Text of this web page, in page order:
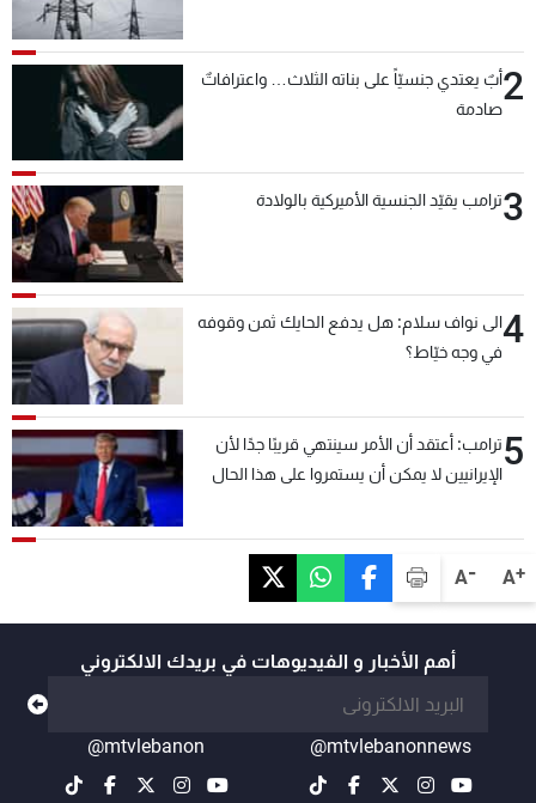
A+
A-
2أبٌ يعتدي جنسيّاً على بناته الثلاث… واعترافاتٌ
صادمة
3ترامب يقيّد الجنسية الأميركية بالولادة
4الى نواف سلام: هل يدفع الحايك ثمن وقوفه
في وجه خيّاط؟
5ترامب: أعتقد أن الأمر سينتهي قريبًا جدًا لأن
الإيرانيين لا يمكن أن يستمروا على هذا الحال
أهم الأخبار و الفيديوهات في بريدك الالكتروني
@mtvlebanonnews
@mtvlebanon